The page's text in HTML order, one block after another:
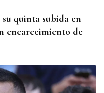
quinta subida en
encarecimiento de